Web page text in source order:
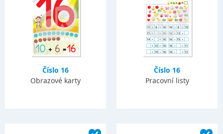
Číslo 16
Obrazové karty
Číslo 16
Pracovní listy